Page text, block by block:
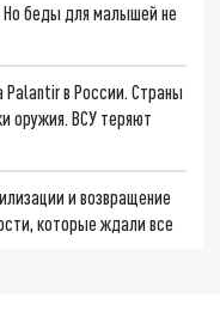
Но беды для малышей не
Palantir в России. Страны
оружия. ВСУ теряют
и возвращение
которые ждали все